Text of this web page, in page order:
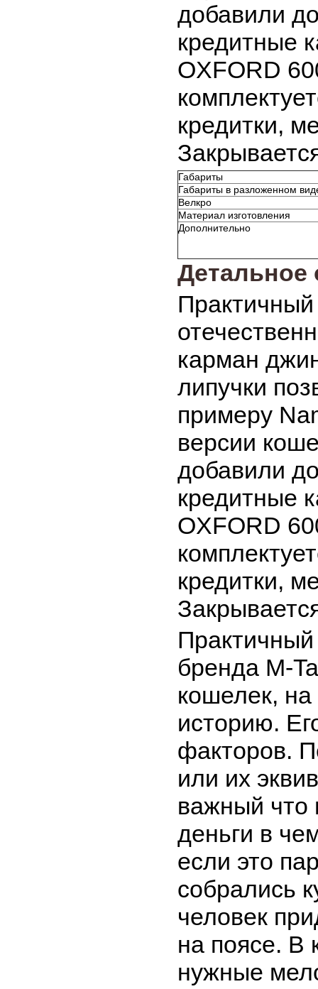
добавили
кредитные
OXFORD
кредитки,
Габариты
Габариты в разложенном
Велкро
Материал изготовления
Дополнительно
Детальное
карман
липучки
примеру
версии
добавили
кредитные
OXFORD
кредитки,
Практичный
бренда M-
кошелек,
историю.
факторов.
или их
важный что
деньги в
если это
собрались
человек
на поясе. В
нужные